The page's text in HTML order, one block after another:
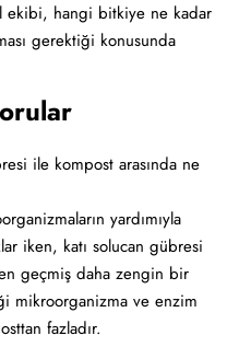
ekibi, hangi bitkiye ne kadar
gerektiği konusunda
ile kompost arasında ne
yardımıyla
iken, katı solucan gübresi
geçmiş daha zengin bir
mikroorganizma ve enzim
fazladır.